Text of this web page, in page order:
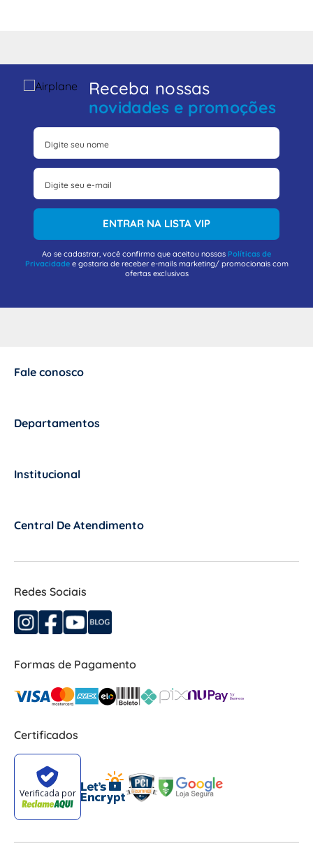
Receba nossas
novidades e promoções
ENTRAR NA LISTA VIP
Ao se cadastrar, você confirma que aceitou nossas Políticas de
Privacidadee gostaria de receber e-mails marketing/ promocionais com
ofertas exclusivas
Fale conosco
Departamentos
Institucional
Central De Atendimento
Redes Sociais
Formas de Pagamento
Certificados